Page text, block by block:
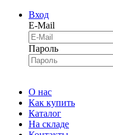
Вход
E-Mail
Пароль
О нас
Как купить
Каталог
На складе